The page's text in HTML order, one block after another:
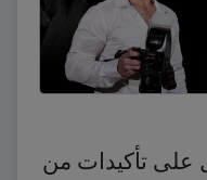
على تأكيدات من